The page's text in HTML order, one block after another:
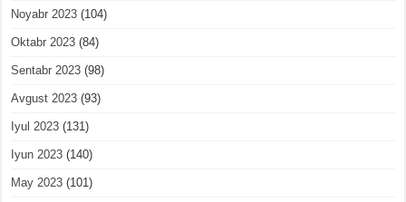
Noyabr 2023 (104)
Oktabr 2023 (84)
Sentabr 2023 (98)
Avgust 2023 (93)
Iyul 2023 (131)
Iyun 2023 (140)
May 2023 (101)